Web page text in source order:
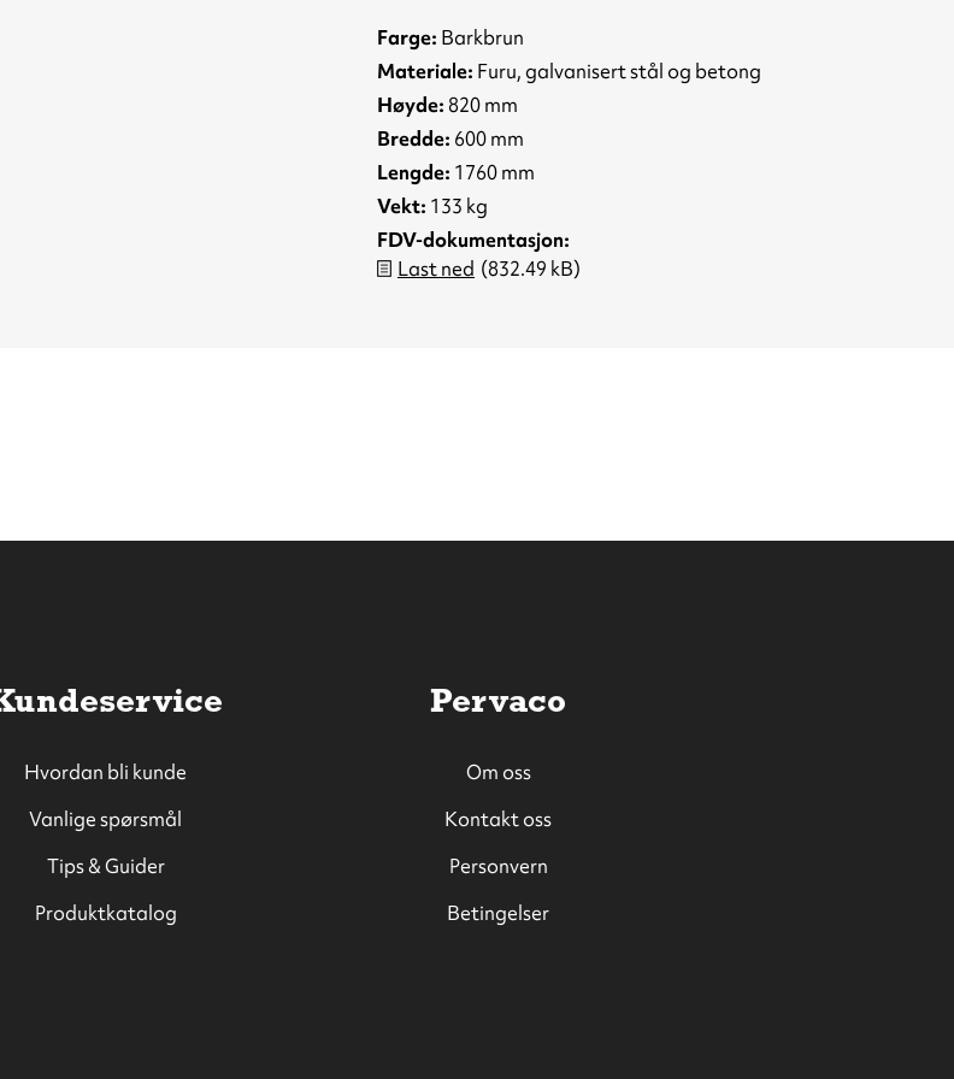
Farge: Barkbrun
Materiale: Furu, galvanisert stål og betong
Høyde: 820 mm
Bredde: 600 mm
Lengde: 1760 mm
Vekt: 133 kg
FDV-dokumentasjon
Last ned (832.49 kB)
Hvordan bli kunde
Vanlige spørsmål
Tips & Guider
Produktkatalog
Pervaco
Om oss
Kontakt oss
Personvern
Betingelser